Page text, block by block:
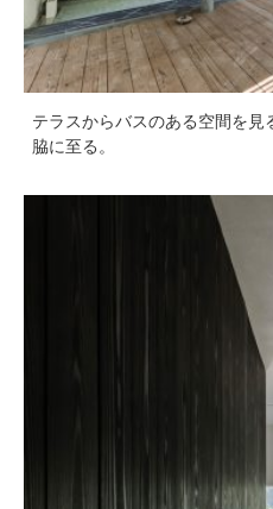
テラスからバスのある空間を
脇に至る。